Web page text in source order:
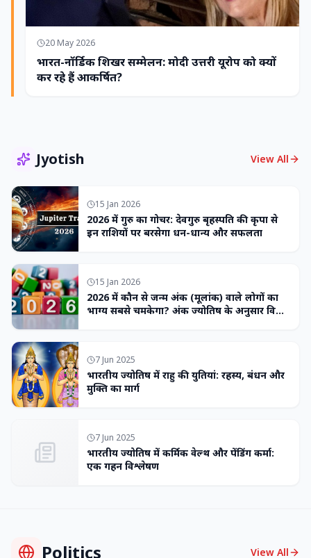
20 May 2026
भारत-नॉर्डिक शिखर सम्मेलन: मोदी उत्तरी यूरोप को क्यों
कर रहे हैं आकर्षित?
Jyotish View All
15 Jan 2026
2026 में गुरु का गोचर: देवगुरु बृहस्पति की कृपा से
इन राशियों पर बरसेगा धन-धान्य और सफलता
15 Jan 2026
2026 में कौन से जन्म अंक (मूलांक) वाले लोगों का
भाग्य सबसे चमकेगा? अंक ज्योतिष के अनुसार विशेष
7 Jun 2025
भारतीय ज्योतिष में राहु की युतियां: रहस्य, बंधन और
मुक्ति का मार्ग
7 Jun 2025
भारतीय ज्योतिष में कर्मिक वेल्थ और पेंडिंग कर्मा:
एक गहन विश्लेषण
Politics View All